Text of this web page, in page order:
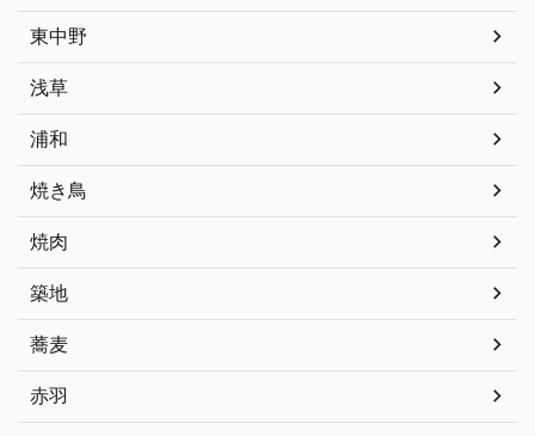
東中野
浅草
浦和
焼き鳥
焼肉
築地
蕎麦
赤羽